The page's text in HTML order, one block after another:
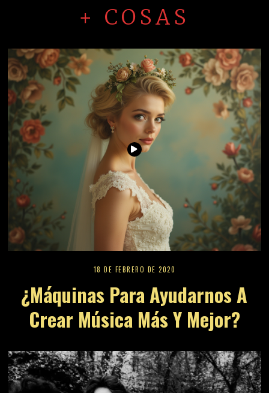
+ COSAS
18 DE FEBRERO DE 2020
¿Máquinas Para Ayudarnos A
Crear Música Más Y Mejor?